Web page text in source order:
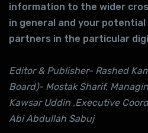
information to the wider
in general and your
partners in the particular
Editor & Publisher- Rashed
Board)- Mostak Sharif,
Kawsar Uddin ,Executive
Abi Abdullah Sabuj